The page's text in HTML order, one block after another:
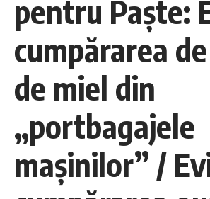
pentru Paşte:
cumpărarea
de miel din
„portbagajele
maşinilor” /